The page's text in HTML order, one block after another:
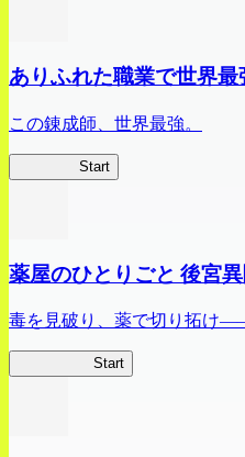
ありふれた職業で世界
この錬成師、世界最強。
Start
薬屋のひとりごと 後宮
毒を見破り、薬で切り拓け
Start